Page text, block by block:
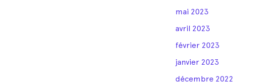
mai 2023
avril 2023
février 2023
janvier 2023
décembre 2022